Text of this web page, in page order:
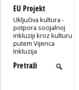
EU Projekt
Uključiva kultura -
potpora socijalnoj
inkluziji kroz kulturu
putem Vijenca
Inkluzija